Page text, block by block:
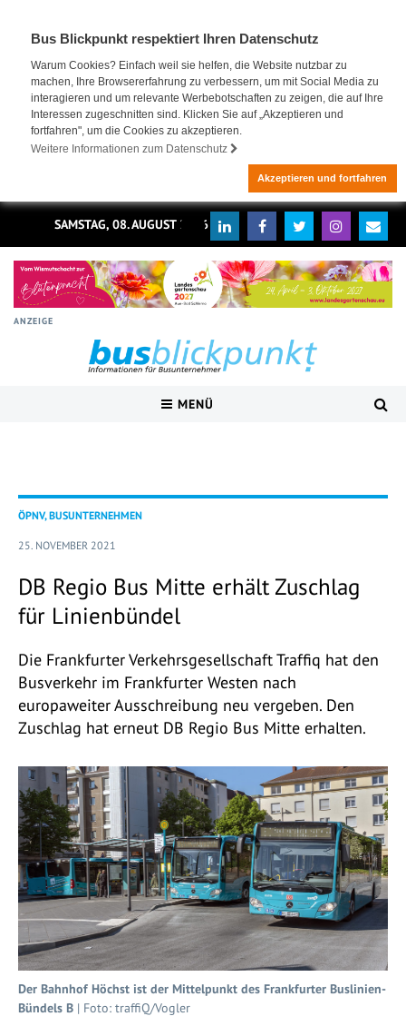
Bus Blickpunkt respektiert Ihren Datenschutz
Warum Cookies? Einfach weil sie helfen, die Website nutzbar zu
machen, Ihre Browsererfahrung zu verbessern, um mit Social Media zu
interagieren und um relevante Werbebotschaften zu zeigen, die auf Ihre
Interessen zugeschnitten sind. Klicken Sie auf „Akzeptieren und
fortfahren", um die Cookies zu akzeptieren.
Weitere Informationen zum Datenschutz
Akzeptieren und fortfahren
SAMSTAG, 08. AUGUST 2026
ANZEIGE
MENÜ
ÖPNV, BUSUNTERNEHMEN
25. NOVEMBER 2021
DB Regio Bus Mitte erhält Zuschlag
für Linienbündel
Die Frankfurter Verkehrsgesellschaft Traffiq hat den
Busverkehr im Frankfurter Westen nach
europaweiter Ausschreibung neu vergeben. Den
Zuschlag hat erneut DB Regio Bus Mitte erhalten.
Der Bahnhof Höchst ist der Mittelpunkt des Frankfurter Buslinien-
Bündels B | Foto: traffiQ/Vogler